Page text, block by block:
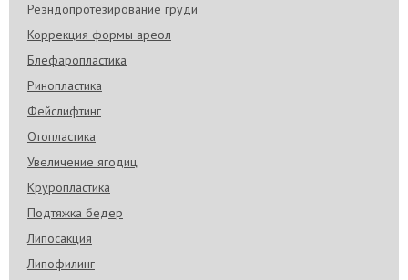
Реэндопротезирование груди
Коррекция формы ареол
Блефаропластика
Ринопластика
Фейслифтинг
Отопластика
Увеличение ягодиц
Круропластика
Подтяжка бедер
Липосакция
Липофилинг